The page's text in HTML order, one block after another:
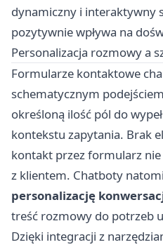
dynamiczny i interaktywny
pozytywnie wpływa na
Personalizacja rozmowy a
Formularze kontaktowe
schematycznym
określoną ilość pól do
kontekstu zapytania. Brak
kontakt przez formularz
z klientem. Chatboty
personalizację
treść rozmowy do potrzeb
Dzięki integracji z